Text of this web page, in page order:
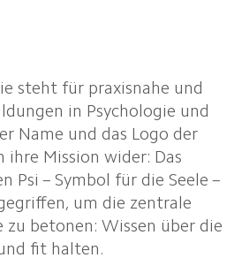
steht für praxisnahe und
in Psychologie und
Name und das Logo der
ihre Mission wider: Das
Psi – Symbol für die Seele –
um die zentrale
zu betonen: Wissen über die
fit halten.